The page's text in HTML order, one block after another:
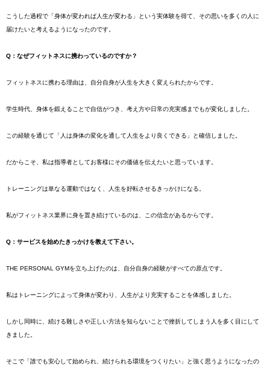
こうした過程で「身体が変われば人生が変わる」という実体験を得て、その思いを多くの人に
届けたいと考えるようになったのです。
Q：なぜフィットネスに携わっているのですか？
フィットネスに携わる理由は、自分自身が人生を大きく変えられたからです。
学生時代、身体を鍛えることで自信がつき、考え方や日常の充実感までもが変化しました。
この経験を通じて「人は身体の変化を通して人生をより良くできる」と確信しました。
だからこそ、私は指導者としてお客様にその価値を伝えたいと思っています。
トレーニングは単なる運動ではなく、人生を好転させるきっかけになる。
私がフィットネス業界に身を置き続けているのは、この信念があるからです。
Q：サービスを始めたきっかけを教えて下さい。
THE PERSONAL GYMを立ち上げたのは、自分自身の経験がすべての原点です。
私はトレーニングによって身体が変わり、人生がより充実することを体感しました。
しかし同時に、続ける難しさや正しい方法を知らないことで挫折してしまう人を多く目にして
きました。
そこで「誰でも安心して始められ、続けられる環境をつくりたい」と強く思うようになったの